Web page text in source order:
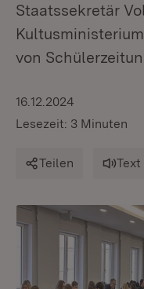
Staatssekretär
von
16.12.2024
Lesezeit: 3 Minuten
Teilen